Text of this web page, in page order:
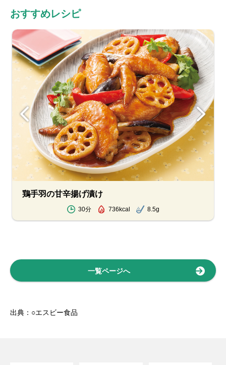
おすすめレシピ
鶏手羽の甘辛揚げ漬け
30分 736kcal 8.5g
一覧ページへ
出典：○エスビー食品